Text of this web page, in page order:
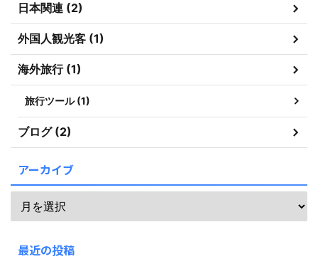
日本関連 (2)
外国人観光客 (1)
海外旅行 (1)
旅行ツール (1)
ブログ (2)
アーカイブ
最近の投稿